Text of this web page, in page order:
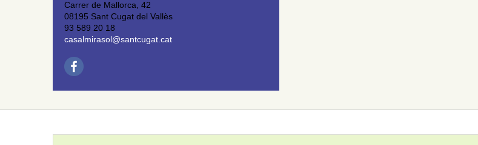
Carrer de Mallorca, 42
08195 Sant Cugat del Vallès
93 589 20 18
casalmirasol@santcugat.cat